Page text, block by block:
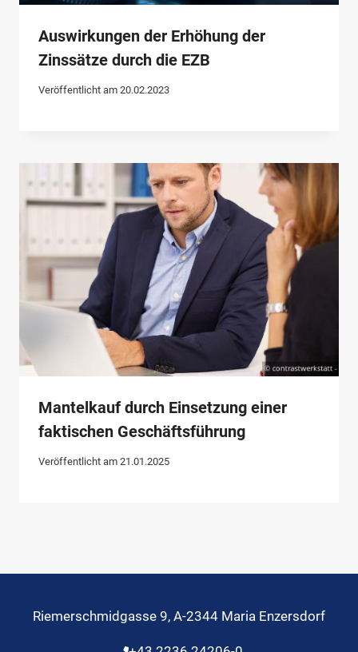
Auswirkungen der Erhöhung der
Zinssätze durch die EZB
Veröffentlicht am 20.02.2023
Mantelkauf durch Einsetzung einer
faktischen Geschäftsführung
Veröffentlicht am 21.01.2025
Riemerschmidgasse 9, A-2344 Maria Enzersdorf